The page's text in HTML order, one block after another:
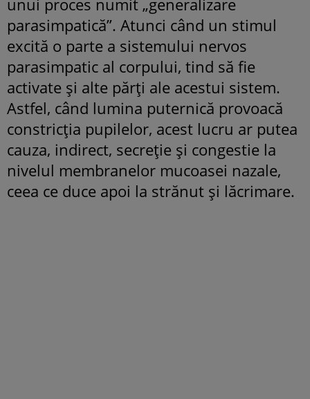
unui proces numit „generalizare
parasimpatică”. Atunci când un stimul
excită o parte a sistemului nervos
parasimpatic al corpului, tind să fie
activate și alte părți ale acestui sistem.
Astfel, când lumina puternică provoacă
constricția pupilelor, acest lucru ar putea
cauza, indirect, secreție și congestie la
nivelul membranelor mucoasei nazale,
ceea ce duce apoi la strănut și lăcrimare.